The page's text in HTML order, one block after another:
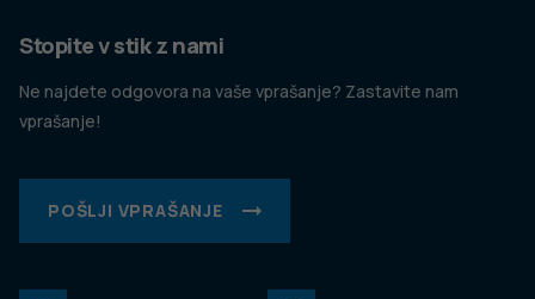
Stopite v stik z nami
Ne najdete odgovora na vaše vprašanje? Zastavite nam
vprašanje!
POŠLJI VPRAŠANJE